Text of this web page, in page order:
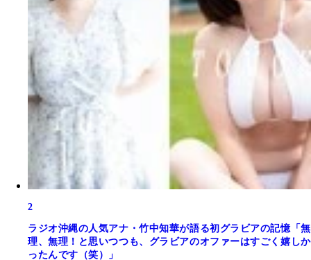
2
ラジオ沖縄の人気アナ・竹中知華が語る初グラビアの記憶「無
理、無理！と思いつつも、グラビアのオファーはすごく嬉しか
ったんです（笑）」